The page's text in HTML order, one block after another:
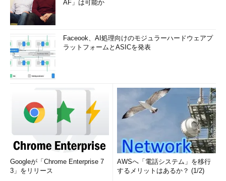
AF」は可能か
Faceook、AI処理向けのモジュラーハードウェアプ
ラットフォームとASICを発表
Googleが「Chrome Enterprise 7
3」をリリース
AWSへ「電話システム」を移行
するメリットはあるか？ (1/2)